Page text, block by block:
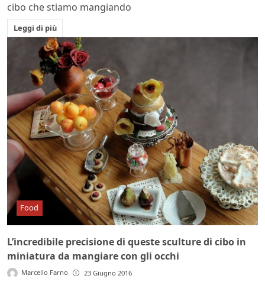
cibo che stiamo mangiando
Leggi di più
Food
L’incredibile precisione di queste sculture di cibo in
miniatura da mangiare con gli occhi
Marcello Farno 23 Giugno 2016